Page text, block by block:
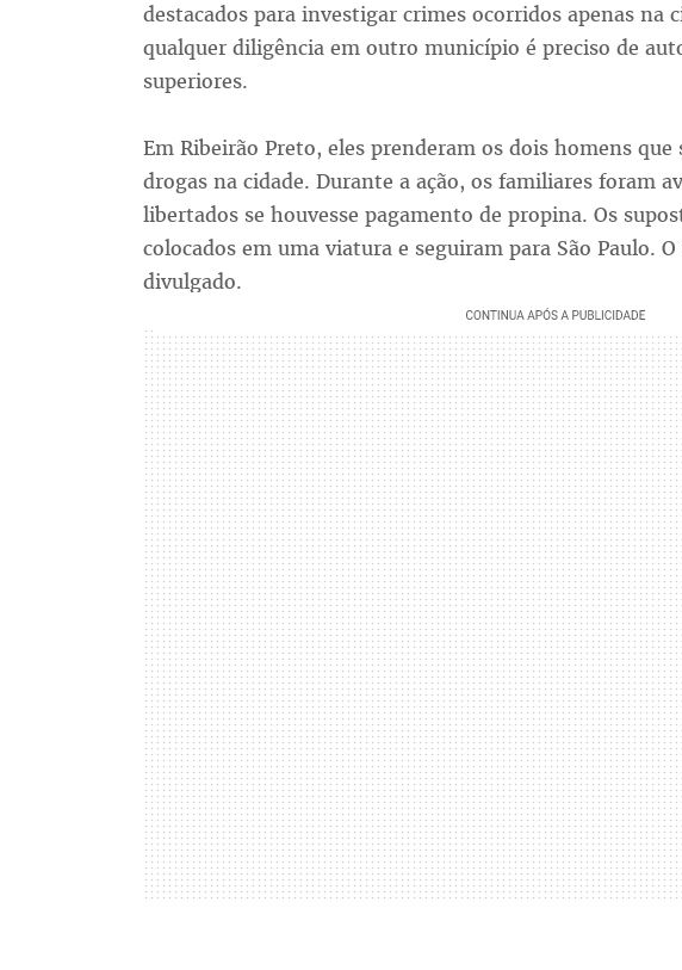
destacados para investigar crimes ocorridos apenas na
qualquer diligência em outro município é preciso de
superiores.
Em Ribeirão Preto, eles prenderam os dois homens
drogas na cidade. Durante a ação, os familiares foram
libertados se houvesse pagamento de propina. Os
colocados em uma viatura e seguiram para São Paulo.
divulgado.